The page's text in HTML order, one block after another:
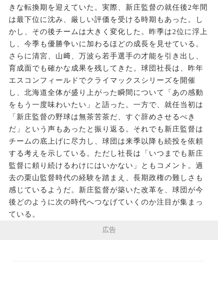
きな転換期を迎えていた。実際、新庄監督の就任後2年間
は最下位に沈み、厳しい評価を受ける時期もあった。し
かし、その後チームは大きく変化した。昨季は2位に浮上
し、今季も優勝争いに加わるほどの成長を見せている。
さらに清宮、山﨑、万波ら若手選手の才能を引き出し、
育成面でも確かな成果を残してきた。球団社長は、昨年
エスコンフィールドでクライマックスシリーズを開催
し、北海道全体が盛り上がった瞬間について「あの感動
をもう一度味わいたい」と語った。一方で、就任当初は
「新庄監督の野球は無茶苦茶だ、すぐ辞めさせるべき
だ」という声もあったと振り返る。それでも新庄監督は
チームの底上げに尽力し、球団は来季以降も続投を依頼
する考えを示している。ただし社長は「いつまでも新庄
監督に頼り続けるわけにはいかない」ともコメント。過
去の栗山監督時代の経験を踏まえ、長期政権の難しさも
感じているようだ。新庄監督が築いた改革を、球団が今
後どのように次の時代へつなげていくのか注目が集まっ
ている。
広告